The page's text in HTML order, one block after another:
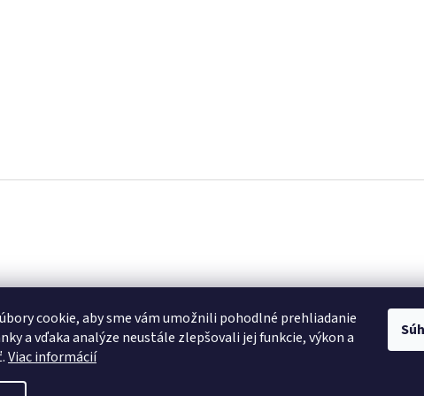
cookie, aby sme vám umožnili pohodlné prehliadanie
a vďaka analýze neustále zlepšovali jej funkcie, výkon a
Viac informácií